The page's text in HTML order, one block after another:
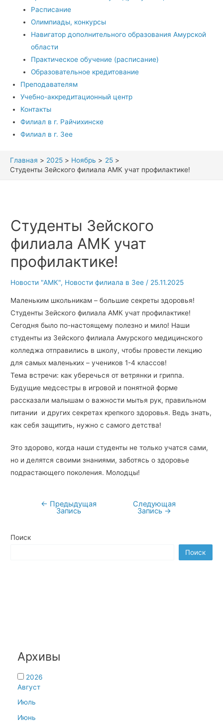
Расписание
Олимпиады, конкурсы
Навигатор дополнительного образования Амурской
области
Практическое обучение (расписание)
Образовательное кредитование
Преподавателям
Учебно-аккредитационный центр
Контакты
Филиал в г. Райчихинске
Филиал в г. Зее
Главная 2025 Ноябрь
25
Студенты Зейского филиала АМК учат профилактике!
Студенты Зейского
филиала АМК учат
профилактике!
Новости "АМК", Новости филиала в Зее / 25.11.2025
Маленьким школьникам – большие секреты здоровья!
Студенты Зейского филиала АМК учат профилактике!
Сегодня было по-настоящему полезно и мило! Наши
студенты из Зейского филиала Амурского медицинского
колледжа отправились в школу, чтобы провести лекцию
для самых маленьких – учеников 1-4 классов!
Тема встречи: как уберечься от ветрянки и гриппа.
Будущие медсестры в игровой и понятной форме
рассказали малышам о важности мытья рук, правильном
питании и других секретах крепкого здоровья. Ведь знать,
как себя защитить, нужно с самого детства!
Это здорово, когда наши студенты не только учатся сами,
но и делятся своими знаниями, заботясь о здоровье
подрастающего поколения. Молодцы!
Навигация
← Предыдущая
Запись
Следующая
Запись →
Поиск
Поиск
Архивы
2026
Август
Июль
Июнь